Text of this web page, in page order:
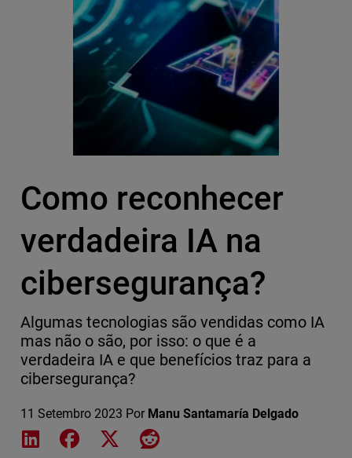
Como reconhecer
verdadeira IA na
cibersegurança?
Algumas tecnologias são vendidas como IA
mas não o são, por isso: o que é a
verdadeira IA e que benefícios traz para a
cibersegurança?
11 Setembro 2023 Por Manu Santamaría Delgado
Share on LinkedIn
Share on Facebook
Share on XShare on Reddit